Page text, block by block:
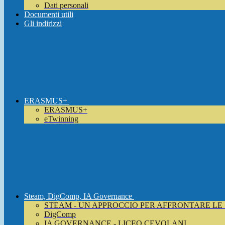
Dati personali
Documenti utili
Gli indirizzi
ERASMUS+
ERASMUS+
eTwinning
Steam, DigComp, IA Governance
STEAM - UN APPROCCIO PER AFFRONTARE
DigComp